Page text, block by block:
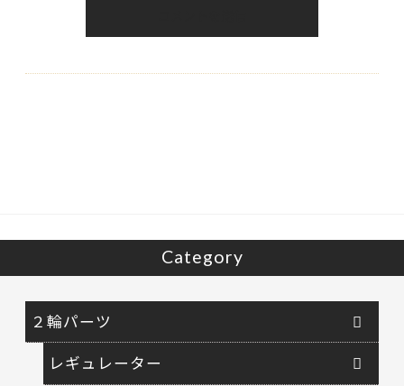
Category
２輪パーツ
レギュレーター